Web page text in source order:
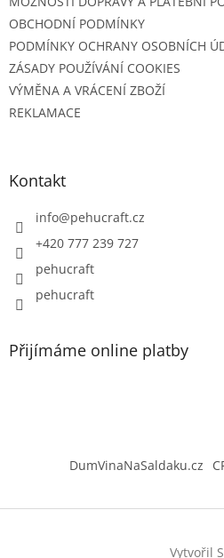
OBCHODNÍ PODMÍNKY
PODMÍNKY OCHRANY OSOBNÍCH
ZÁSADY POUŽÍVÁNÍ COOKIES
VÝMĚNA A VRÁCENÍ ZBOŽÍ
REKLAMACE
Kontakt
info@pehucraft.cz
+420 777 239 727
pehucraft
pehucraft
Přijímáme online platby
DumVinaNaSaldaku.cz
Vytvořil